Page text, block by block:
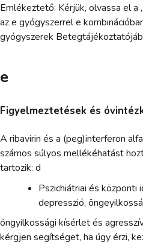
Emlékeztető: Kérjük, olvassa el
az e gyógyszerrel e
gyógyszerek Betegtájékoztatójáb
e
Figyelmeztetések és
A ribavirin és a (peg)interferon
számos súlyos mellékéhatást
tartozik: d
Pszichiátriai és központi
depresszió,
öngyilkossági kísérlet és
kérgjen segítséget, ha úgy érzi,